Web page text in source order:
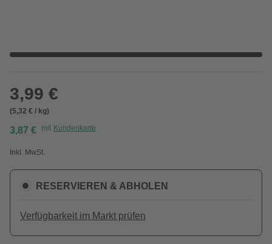
3,99 €
(5,32 € / kg)
3,87 € mit Kundenkarte
Inkl. MwSt.
RESERVIEREN & ABHOLEN
Verfügbarkeit im Markt prüfen